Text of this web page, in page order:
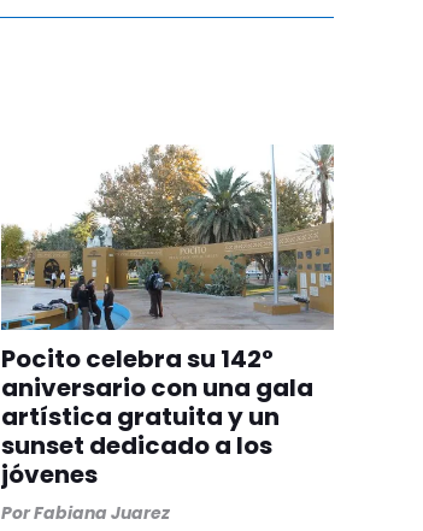
Pocito celebra su 142°
aniversario con una gala
artística gratuita y un
sunset dedicado a los
jóvenes
PorFabiana Juarez